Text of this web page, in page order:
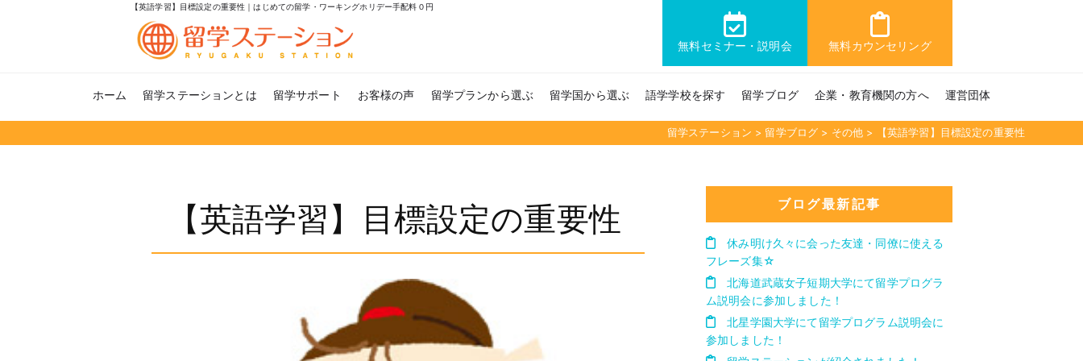
【英語学習】目標設定の重要性｜はじめての留学・ワーキングホリデー手配料０円
無料セミナー・説明会 無料カウンセリング
ホーム 留学ステーションとは 留学サポート お客様の声 留学プランから選ぶ 留学国から選ぶ 語学学校を探す 留学ブログ 企業・教育機関の方へ 運営団体
留学ステーション > 留学ブログ > その他 > 【英語学習】目標設定の重要性
【英語学習】目標設定の重要性 ブログ最新記事
休み明け久々に会った友達・同僚に使える
フレーズ集☆
北海道武蔵女子短期大学にて留学プログラ
ム説明会に参加しました！
北星学園大学にて留学プログラム説明会に
参加しました！